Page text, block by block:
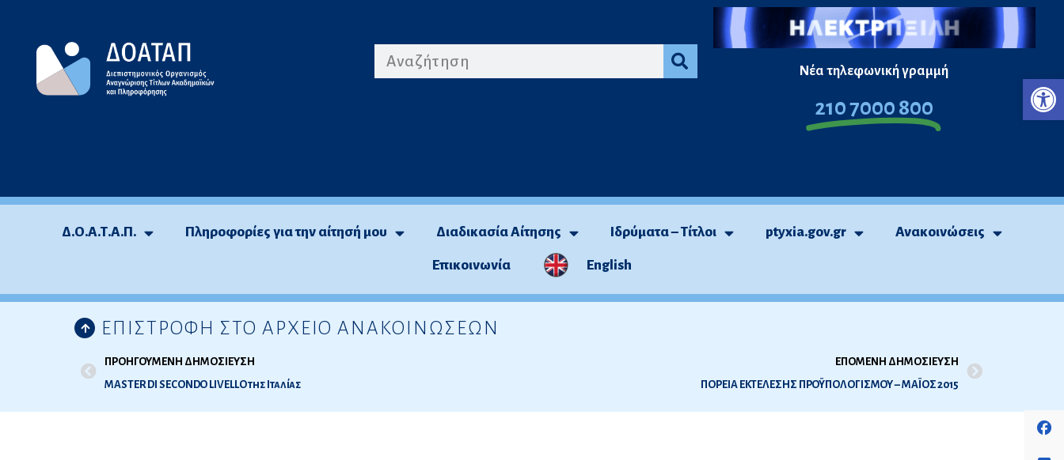
περιεχόμενο
Νέα τηλεφωνική γραμμή
210 7000 800
Δ.Ο.Α.Τ.Α.Π. Πληροφορίες για την αίτησή μου Διαδικασία Αίτησης Ιδρύματα – Τίτλοι ptyxia.gov.gr Ανακοινώσεις
Επικοινωνία English
ΕΠΙΣΤΡΟΦΗ ΣΤΟ ΑΡΧΕΙΟ ΑΝΑΚΟΙΝΩΣΕΩΝ
ΠΡΟΗΓΟΥΜΕΝΗ ΔΗΜΟΣΙΕΥΣΗ
MASTER DI SECONDO LIVELLO της Ιταλίας
ΕΠΟΜΕΝΗ ΔΗΜΟΣΙΕΥΣΗ
ΠΟΡΕΙΑ ΕΚΤΕΛΕΣΗΣ ΠΡΟΫΠΟΛΟΓΙΣΜΟΥ – ΜΑΪΟΣ 2015